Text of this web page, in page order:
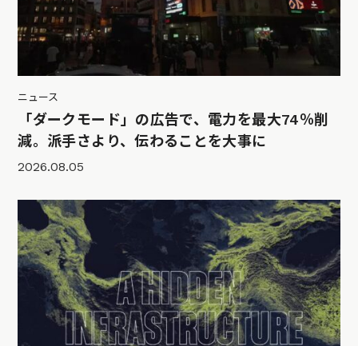
ニュース
「ダークモード」の広告で、電力を最大74％削
減。派手さより、伝わることを大事に
2026.08.05